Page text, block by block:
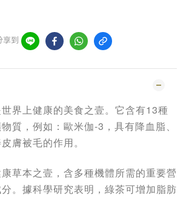
享到
界上健康的美食之壹。它含有13種
質，例如：歐米伽-3，具有降血脂、
膚被毛的作用。
草本之壹，含多種機體所需的重要營
。據科學研究表明，綠茶可增加脂肪